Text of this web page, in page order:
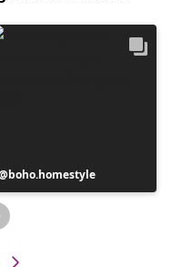
Inlägg
publicerat
av
boho.homestyle